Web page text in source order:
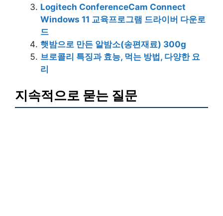
Logitech ConferenceCam Connect
Windows 11 교육프로그램 드라이버 다운로
드
햇밤으로 만든 알밤소(송편재료) 300g
브로콜리 특징과 효능, 먹는 방법, 다양한 요
리
지속적으로 묻는 질문